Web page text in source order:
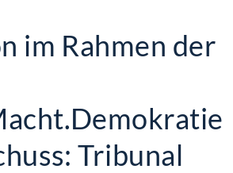
im Rahmen der
Tribunal